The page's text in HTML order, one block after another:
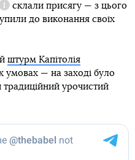
Довідка
склали присягу — з цього
до виконання своїх
штурм Капітолія
умовах — на заході було
традиційний урочистий